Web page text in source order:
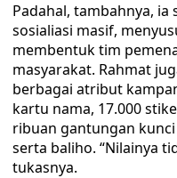
Padahal, tambahnya,
sosialiasi masif,
membentuk tim
masyarakat. Rahmat
berbagai atribut
kartu nama, 17.000
ribuan gantungan
serta baliho. “Nilainya
tukasnya.